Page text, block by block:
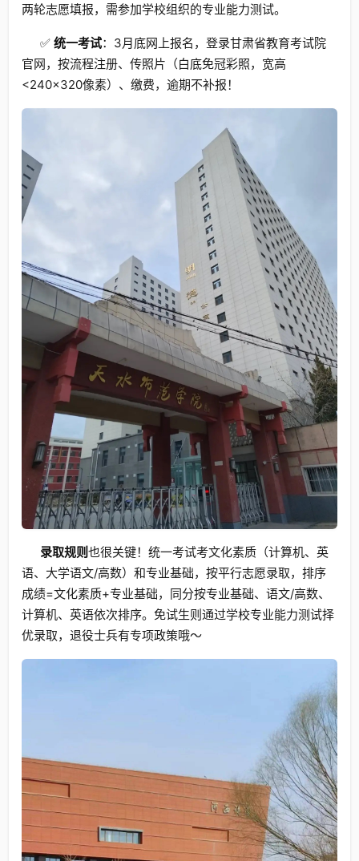
两轮志愿填报，需参加学校组织的专业能力测试。
✅ 统一考试：3月底网上报名，登录甘肃省教育考试院
官网，按流程注册、传照片（白底免冠彩照，宽高
<240×320像素）、缴费，逾期不补报！
录取规则也很关键！统一考试考文化素质（计算机、英
语、大学语文/高数）和专业基础，按平行志愿录取，排序
成绩=文化素质+专业基础，同分按专业基础、语文/高数、
计算机、英语依次排序。免试生则通过学校专业能力测试择
优录取，退役士兵有专项政策哦～